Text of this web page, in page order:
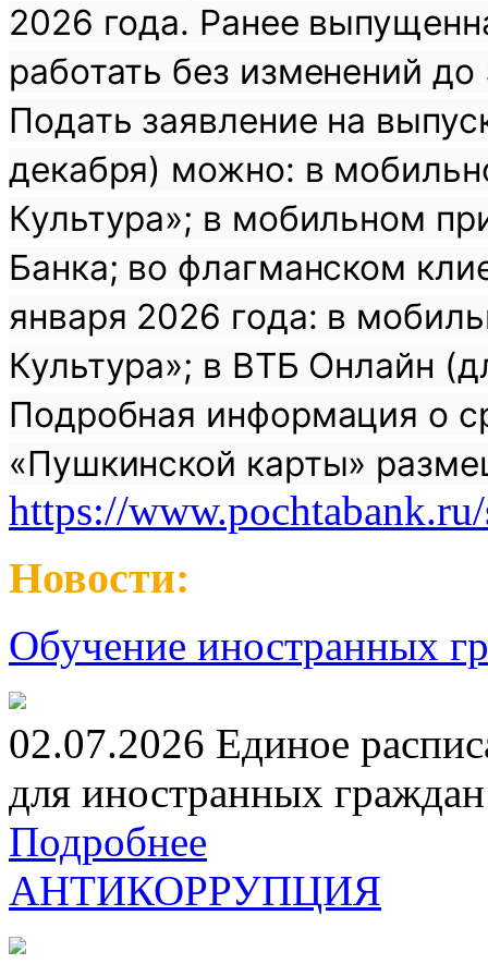
2026 года. Ранее
работать без изменений
Подать заявление на
декабря) можно: в
Культура»; в мобильном
Банка; во флагманском
января 2026 года: в
Культура»; в ВТБ Онлайн
Подробная информация о
«Пушкинской карты»
https://
Новости:
Обучение иностранных
02.07.2026 Единое
для иностранных
Подробнее
АНТИКОРРУПЦИЯ